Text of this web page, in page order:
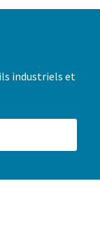
industriels et